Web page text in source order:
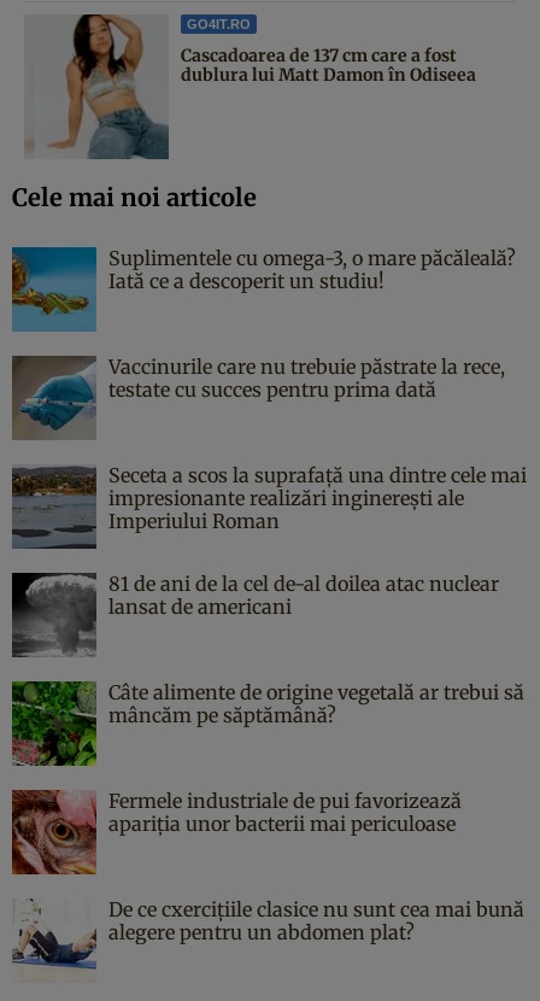
GO4IT.RO
Cascadoarea de 137 cm care a fost
dublura lui Matt Damon în Odiseea
Cele mai noi articole
Suplimentele cu omega-3, o mare păcăleală?
Iată ce a descoperit un studiu!
Vaccinurile care nu trebuie păstrate la rece,
testate cu succes pentru prima dată
Seceta a scos la suprafață una dintre cele mai
impresionante realizări inginerești ale
Imperiului Roman
81 de ani de la cel de-al doilea atac nuclear
lansat de americani
Câte alimente de origine vegetală ar trebui să
mâncăm pe săptămână?
Fermele industriale de pui favorizează
apariția unor bacterii mai periculoase
De ce cxercițiile clasice nu sunt cea mai bună
alegere pentru un abdomen plat?